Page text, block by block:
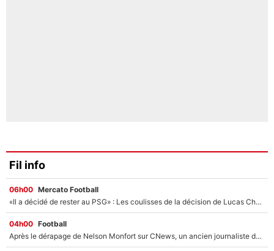
Fil info
06h00 Mercato Football
«Il a décidé de rester au PSG» : Les coulisses de la décision de Lucas Chevalier pour son transfert
04h00 Football
Après le dérapage de Nelson Monfort sur CNews, un ancien journaliste de France Télévisions relance la polémique sur les incendies en Gironde